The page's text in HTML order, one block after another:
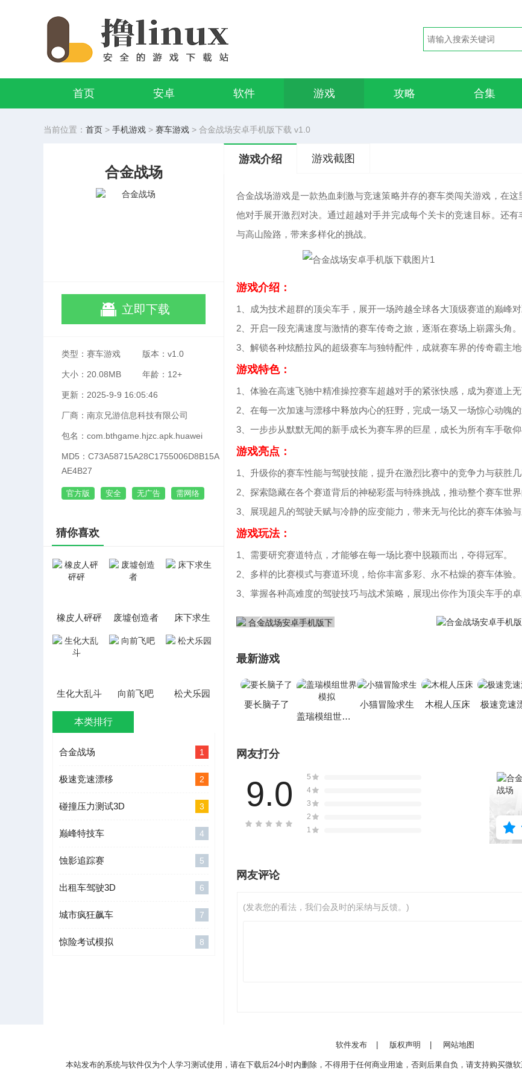
首页 安卓 软件 游戏 攻略 合集
当前位置： 首页 > 手机游戏 > 赛车游戏 > 合金战场安卓手机版下载 v1.0
合金战场
立即下载
类型：赛车游戏 版本：v1.0
大小：20.08MB 年龄：12+
更新：2025-9-9 16:05:46
厂商：南京兄游信息科技有限公司
包名：com.bthgame.hjzc.apk.huawei
MD5：C73A58715A28C1755006D8B15A
AE4B27
官方版 安全 无广告 需网络
猜你喜欢
橡皮人砰砰
废墟创造者 床下求生
生化大乱斗 向前飞吧 松犬乐园
本类排行
1
合金战场
2
极速竞速漂移
3
碰撞压力测试3D
4
巅峰特技车
5
蚀影追踪赛
6
出租车驾驶3D
7
城市疯狂飙车
8
惊险考试模拟
游戏介绍 游戏截图
合金战场游戏是一款热血刺激与竞速策略并存的赛车类闯关游戏，在
他对手展开激烈对决。通过超越对手并完成每个关卡的竞速目标。还
与高山险路，带来多样化的挑战。
游戏介绍：
1、成为技术超群的顶尖车手，展开一场跨越全球各大顶级赛道的巅峰对
2、开启一段充满速度与激情的赛车传奇之旅，逐渐在赛场上崭露头角。
3、解锁各种炫酷拉风的超级赛车与独特配件，成就赛车界的传奇霸主地
游戏特色：
1、体验在高速飞驰中精准操控赛车超越对手的紧张快感，成为赛道上无
2、在每一次加速与漂移中释放内心的狂野，完成一场又一场惊心动魄的
3、一步步从默默无闻的新手成长为赛车界的巨星，成长为所有车手敬仰
游戏亮点：
1、升级你的赛车性能与驾驶技能，提升在激烈比赛中的竞争力与获胜几
2、探索隐藏在各个赛道背后的神秘彩蛋与特殊挑战，推动整个赛车世界
3、展现超凡的驾驶天赋与冷静的应变能力，带来无与伦比的赛车体验与
游戏玩法：
1、需要研究赛道特点，才能够在每一场比赛中脱颖而出，夺得冠军。
2、多样的比赛模式与赛道环境，给你丰富多彩、永不枯燥的赛车体验。
3、掌握各种高难度的驾驶技巧与战术策略，展现出你作为顶尖车手的卓
最新游戏
要长脑子了
盖瑞模组世界模拟
小猫冒险求生 木棍人压床 极速竞速
网友打分
9.0
5
4
3
2
1
网友评论
(发表您的看法，我们会及时的采纳与反馈。)
软件发布 版权声明 网站地图
本站发布的系统与软件仅为个人学习测试使用，请在下载后24小时内删除，不得用于任何商业用途，否则后果自负，请支持购买微